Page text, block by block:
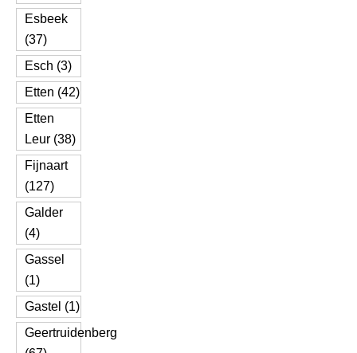
Esbeek
(37)
Esch (3)
Etten (42)
Etten
Leur (38)
Fijnaart
(127)
Galder
(4)
Gassel
(1)
Gastel (1)
Geertruidenberg